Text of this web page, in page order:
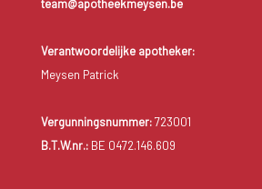
team@apotheekmeysen.be
Verantwoordelijke apotheker:
Meysen Patrick
Vergunningsnummer:723001
B.T.W.nr.:BE 0472.146.609